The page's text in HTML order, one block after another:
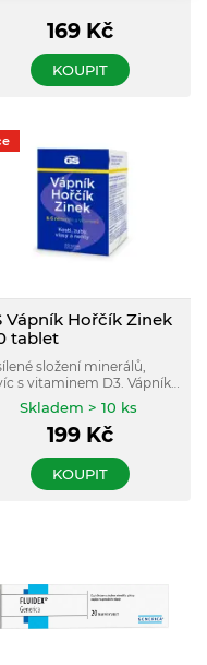
B1, B6, E, D3, acerolu a
169Kč
KOUPIT
Vápník Hořčík Zinek
tablet
složení minerálů,
s vitaminem D3. Vápník
pro zdravé a pevné
mangan a vit. D3 pro
a silné kosti. Zinek a
D3 pro podporu
Skladem > 10 ks
199Kč
KOUPIT